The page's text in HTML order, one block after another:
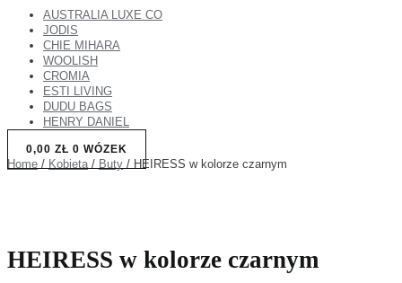
AUSTRALIA LUXE CO
JODIS
CHIE MIHARA
WOOLISH
CROMIA
ESTI LIVING
DUDU BAGS
HENRY DANIEL
0,00 ZŁ 0 WÓZEK
Home / Kobieta / Buty / HEIRESS w kolorze czarnym
HEIRESS w kolorze czarnym